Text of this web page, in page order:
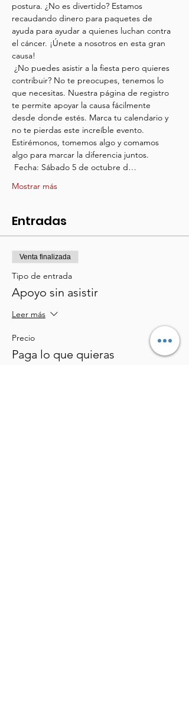
postura. ¿No es divertido? Estamos
recaudando dinero para paquetes de
ayuda para ayudar a quienes luchan contra
el cáncer. ¡Únete a nosotros en esta gran
causa!
contribuir? No te preocupes, tenemos lo
que necesitas. Nuestra página de registro
te permite apoyar la causa fácilmente
desde donde estés. Marca tu calendario y
no te pierdas este increíble evento.
Estirémonos, tomemos algo y comamos
algo para marcar la diferencia juntos.
Fecha: Sábado 5 de octubre d…
Mostrar más
Entradas
Venta finalizada
Tipo de entrada
Apoyo sin asistir
Leer más
Precio
Paga lo que quieras